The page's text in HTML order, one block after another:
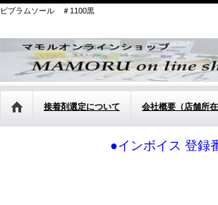
ビブラムソール ＃1100黒
接着剤選定について 会社概要（店舗所在
●インボイス 登録